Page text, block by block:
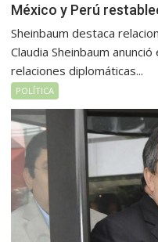
México y Perú
Sheinbaum destaca
Claudia Sheinbaum
relaciones diplomáticas...
POLÍTICA